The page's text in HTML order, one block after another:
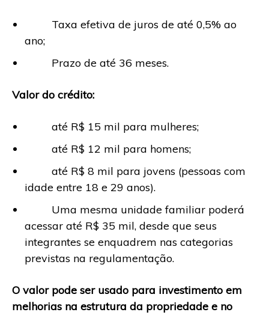
Taxa efetiva de juros de até 0,5% ao
ano;
Prazo de até 36 meses.
Valor do crédito:
até R$ 15 mil para mulheres;
até R$ 12 mil para homens;
até R$ 8 mil para jovens (pessoas com
idade entre 18 e 29 anos).
Uma mesma unidade familiar poderá
acessar até R$ 35 mil, desde que seus
integrantes se enquadrem nas categorias
previstas na regulamentação.
O valor pode ser usado para investimento em
melhorias na estrutura da propriedade e no